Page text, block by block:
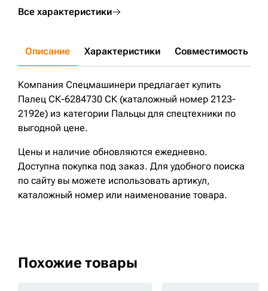
Все характеристики
Описание Характеристики Совместимость
Компания Спецмашинери предлагает купить
Палец СК-6284730 СК (каталожный номер 2123-
2192e) из категории Пальцы для спецтехники по
выгодной цене.
Цены и наличие обновляются ежедневно.
Доступна покупка под заказ. Для удобного поиска
по сайту вы можете использовать артикул,
каталожный номер или наименование товара.
Похожие товары